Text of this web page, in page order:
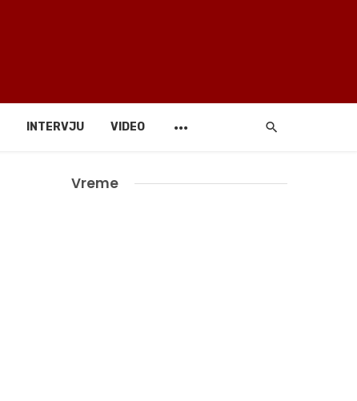
INTERVJU VIDEO
Vreme